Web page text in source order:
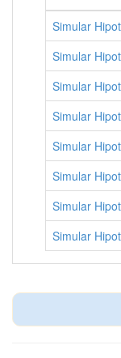
Simular
Simular
Simular
Simular
Simular
Simular
Simular
Simular